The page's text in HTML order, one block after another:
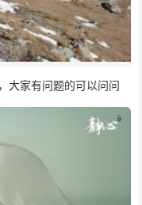
大家有问题的可以问问